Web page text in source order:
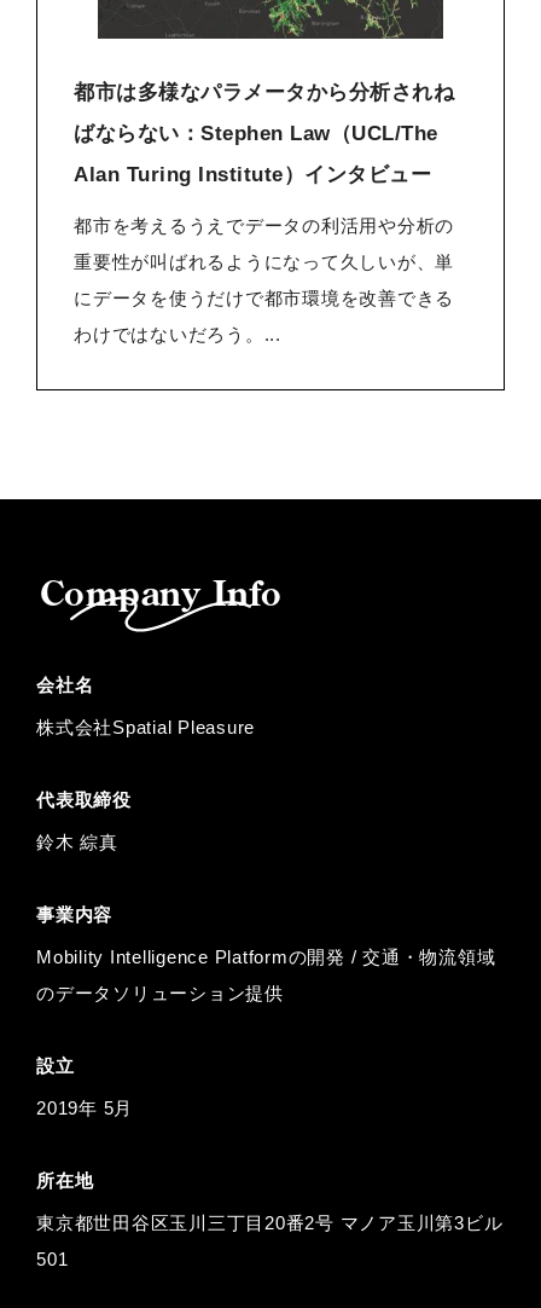
都市は多様なパラメータから分析されね
ばならない：Stephen Law（UCL/The
Alan Turing Institute）インタビュー
都市を考えるうえでデータの利活用や分析の
重要性が叫ばれるようになって久しいが、単
にデータを使うだけで都市環境を改善できる
わけではないだろう。...
Company Info
会社名
株式会社Spatial Pleasure
代表取締役
鈴⽊ 綜真
事業内容
Mobility Intelligence Platformの開発 / 交通・物流領域
のデータソリューション提供
設立
2019年 5月
所在地
東京都世田谷区玉川三丁目20番2号 マノア玉川第3ビル
501